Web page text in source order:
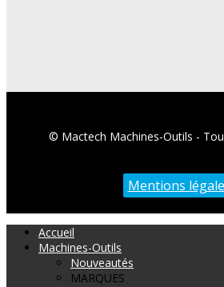
© Mactech Machines-Outils -
Mentions
Accueil
Machines-Outils
Nouveautés
MARQUES